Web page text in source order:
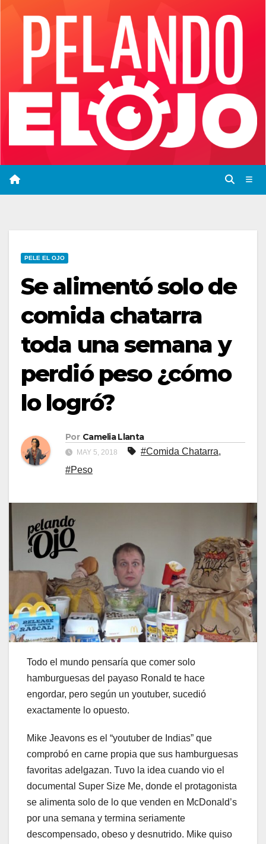
PELE EL OJO
Se alimentó solo de
comida chatarra
toda una semana y
perdió peso ¿cómo
lo logró?
Por Camelia Llanta
MAY 5, 2018 #Comida Chatarra,
#Peso
Todo el mundo pensaría que comer solo
hamburguesas del payaso Ronald te hace
engordar, pero según un youtuber, sucedió
exactamente lo opuesto.
Mike Jeavons es el “youtuber de Indias” que
comprobó en carne propia que sus hamburguesas
favoritas adelgazan. Tuvo la idea cuando vio el
documental Super Size Me, donde el protagonista
se alimenta solo de lo que venden en McDonald’s
por una semana y termina seriamente
descompensado, obeso y desnutrido. Mike quiso